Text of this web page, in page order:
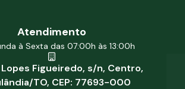
Atendimento
à Sexta das 07:00h às 13:00h
Lopes Figueiredo, s/n, Centro,
TO, CEP: 77693-000